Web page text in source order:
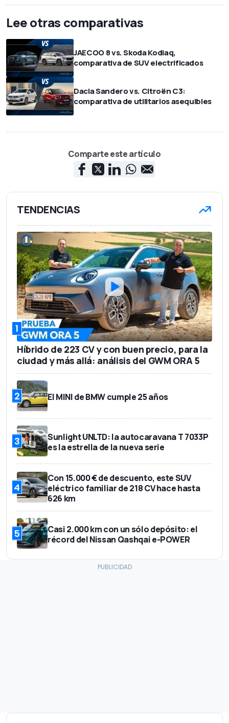
Lee otras comparativas
JAECOO 8 vs. Skoda Kodiaq,
comparativa de SUV electrificados
Dacia Sandero vs. Citroën C3:
comparativa de utilitarios asequibles
Comparte este artículo
TENDENCIAS
1
Híbrido de 223 CV y con buen precio, para la
ciudad y más allá: análisis del GWM ORA 5
2 El MINI de BMW cumple 25 años
3
Sunlight UNLTD: la autocaravana T 7033P
es la estrella de la nueva serie
4
Con 15.000 € de descuento, este SUV
eléctrico familiar de 218 CV hace hasta
626 km
5
Casi 2.000 km con un sólo depósito: el
récord del Nissan Qashqai e-POWER